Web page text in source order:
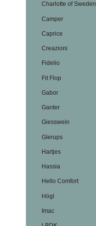
Charlotte of Sweden
Camper
Caprice
Creazioni
Fidelio
Fit Flop
Gabor
Ganter
Giesswein
Glerups
Hartjes
Hassia
Hello Comfort
Högl
Imac